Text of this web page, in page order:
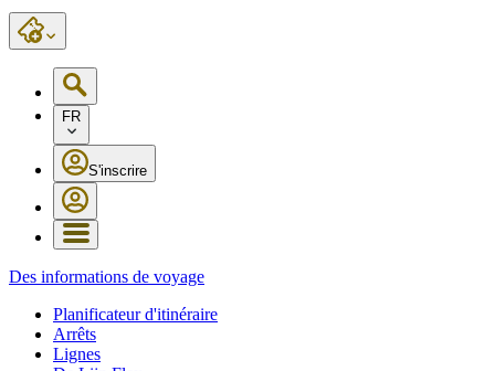
FR
S'inscrire
Des informations de voyage
Planificateur d'itinéraire
Arrêts
Lignes